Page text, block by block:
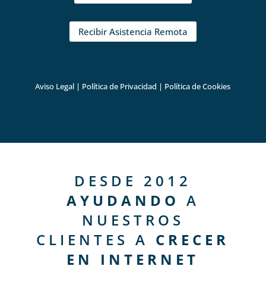
Recibir Asistencia Remota
Aviso Legal | Política de Privacidad | Política de Cookies
DESDE 2012
AYUDANDO A
NUESTROS
CLIENTES A CRECER
EN INTERNET